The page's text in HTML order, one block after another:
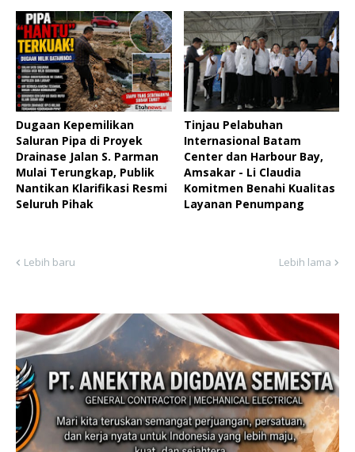
Dugaan Kepemilikan
Saluran Pipa di Proyek
Drainase Jalan S. Parman
Mulai Terungkap, Publik
Nantikan Klarifikasi Resmi
Seluruh Pihak ‎
Tinjau Pelabuhan
Internasional Batam
Center dan Harbour Bay,
Amsakar - Li Claudia
Komitmen Benahi Kualitas
Layanan Penumpang
Lebih baru Lebih lama